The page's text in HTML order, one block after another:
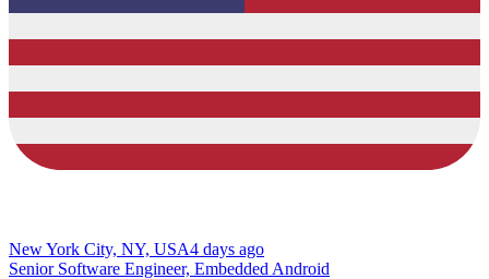
New York City, NY, USA4 days ago
Senior Software Engineer, Embedded Android